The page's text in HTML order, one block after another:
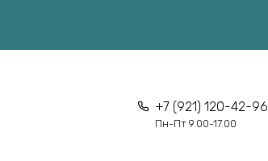
+7 (921) 120-42-96
Пн-Пт 9.00-17.00